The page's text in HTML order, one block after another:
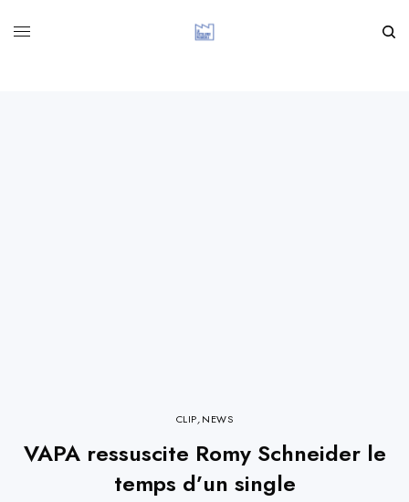
CLIP,NEWS
VAPA ressuscite Romy Schneider le
temps d’un single